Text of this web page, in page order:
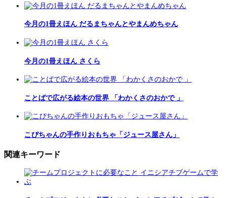
今月の1冊えほん だるまちゃんとやまんめちゃん
今月の1冊えほん さくら
ことばで広がる絵本の世界 「わかくさのおかで 」
こぴちゃんの手作りおもちゃ「ジュース屋さん」
関連キーワード